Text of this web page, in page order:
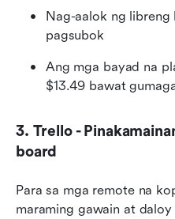
Nag-aalok ng
pagsubok
Ang mga bayad na
$13.49 bawat
3. Trello -
board
Para sa mga remote na
maraming gawain at